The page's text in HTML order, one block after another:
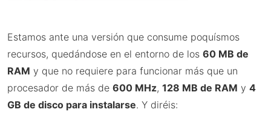
Estamos ante una versión que consume poquísmos
recursos, quedándose en el entorno de los 60 MB de
RAM y que no requiere para funcionar más que un
procesador de más de 600 MHz, 128 MB de RAM y 4
GB de disco para instalarse. Y diréis: